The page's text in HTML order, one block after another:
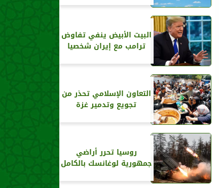
البيت الأبيض ينفي تفاوض
ترامب مع إيران شخصيا
التعاون الإسلامي تحذر من
تجويع وتدمير غزة
روسيا تحرر أراضي
جمهورية لوغانسك بالكامل